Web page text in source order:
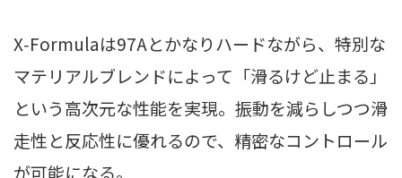
X‑Formulaは97Aとかなりハードながら、特別な
マテリアルブレンドによって「滑るけど止まる」
という高次元な性能を実現。振動を減らしつつ滑
走性と反応性に優れるので、精密なコントロール
が可能になる。